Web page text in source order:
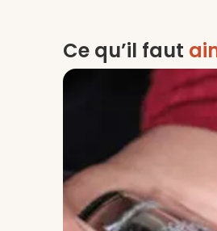
Ce qu’il faut